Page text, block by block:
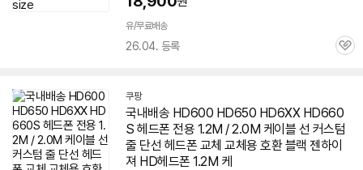
유/무료배송
26.04. 등록
관
쿠팡
국내배송 HD600 HD650 HD6XX HD660
S 헤드폰 전용 1.2M / 2.0M 케이블 선 커스텀
줄 단선 헤드폰 교체 교체용 호환 블랙 젠하이
져 HD헤드폰 1.2M 케